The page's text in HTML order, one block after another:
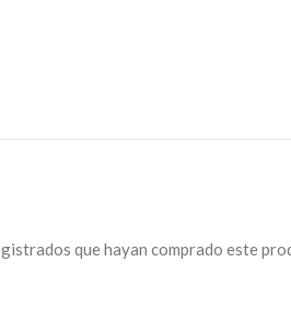
que hayan comprado este